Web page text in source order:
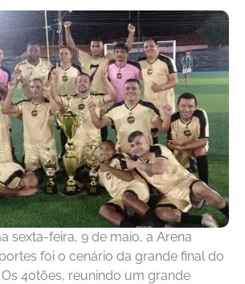
sexta-feira, 9 de maio, a Arena
foi o cenário da grande final do
Os 40tões, reunindo um grande